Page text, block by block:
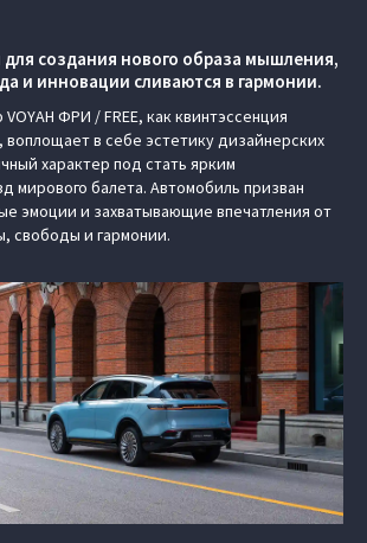
для создания нового образа мышления,
и инновации сливаются в гармонии.
ФРИ / FREE, как квинтэссенция
в себе эстетику дизайнерских
характер под стать ярким
мирового балета. Автомобиль призван
эмоции и захватывающие впечатления от
свободы и гармонии.